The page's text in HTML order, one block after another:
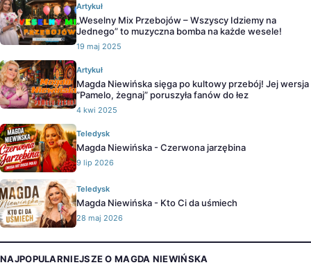
Artykuł
„Weselny Mix Przebojów – Wszyscy Idziemy na
Jednego” to muzyczna bomba na każde wesele!
19 maj 2025
Artykuł
Magda Niewińska sięga po kultowy przebój! Jej wersja
”Pamelo, żegnaj” poruszyła fanów do łez
4 kwi 2025
Teledysk
Magda Niewińska - Czerwona jarzębina
9 lip 2026
Teledysk
Magda Niewińska - Kto Ci da uśmiech
28 maj 2026
NAJPOPULARNIEJSZE O MAGDA NIEWIŃSKA